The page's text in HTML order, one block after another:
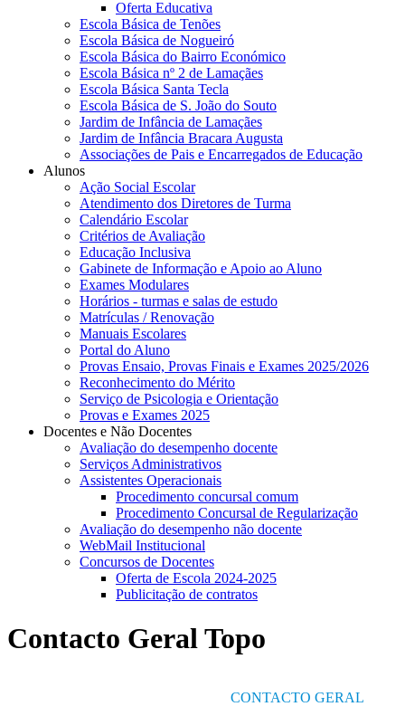
Oferta Educativa
Escola Básica de Tenões
Escola Básica de Nogueiró
Escola Básica do Bairro Económico
Escola Básica nº 2 de Lamaçães
Escola Básica Santa Tecla
Escola Básica de S. João do Souto
Jardim de Infância de Lamaçães
Jardim de Infância Bracara Augusta
Associações de Pais e Encarregados de Educação
Alunos
Ação Social Escolar
Atendimento dos Diretores de Turma
Calendário Escolar
Critérios de Avaliação
Educação Inclusiva
Gabinete de Informação e Apoio ao Aluno
Exames Modulares
Horários - turmas e salas de estudo
Matrículas / Renovação
Manuais Escolares
Portal do Aluno
Provas Ensaio, Provas Finais e Exames 2025/2026
Reconhecimento do Mérito
Serviço de Psicologia e Orientação
Provas e Exames 2025
Docentes e Não Docentes
Avaliação do desempenho docente
Serviços Administrativos
Assistentes Operacionais
Procedimento concursal comum
Procedimento Concursal de Regularização
Avaliação do desempenho não docente
WebMail Institucional
Concursos de Docentes
Oferta de Escola 2024-2025
Publicitação de contratos
Contacto Geral Topo
CONTACTO GERAL